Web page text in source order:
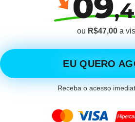
ou R$47,00a
EU QUERO
Receba o acesso